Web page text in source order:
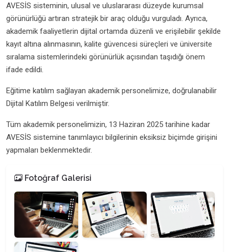
AVESİS sisteminin, ulusal ve uluslararası düzeyde kurumsal
görünürlüğü artıran stratejik bir araç olduğu vurguladı. Ayrıca,
akademik faaliyetlerin dijital ortamda düzenli ve erişilebilir şekilde
kayıt altına alınmasının, kalite güvencesi süreçleri ve üniversite
sıralama sistemlerindeki görünürlük açısından taşıdığı önem
ifade edildi.
Eğitime katılım sağlayan akademik personelimize, doğrulanabilir
Dijital Katılım Belgesi verilmiştir.
Tüm akademik personelimizin, 13 Haziran 2025 tarihine kadar
AVESİS sistemine tanımlayıcı bilgilerinin eksiksiz biçimde girişini
yapmaları beklenmektedir.
Fotoğraf Galerisi